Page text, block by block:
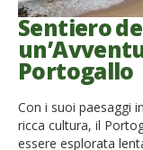
English
Spanish
French
Italiano
Sentiero
Portogallo
Con i suoi paesaggi
ricca cultura, il
essere esplorata